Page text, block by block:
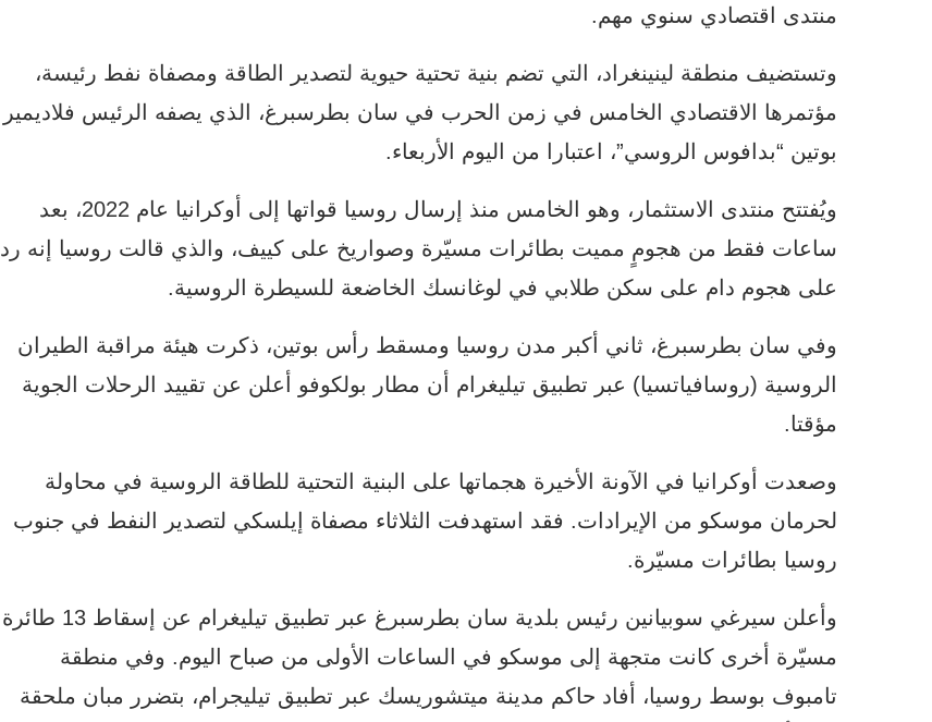
منتدى اقتصادي سنوي مهم.
وتستضيف منطقة لينينغراد، التي تضم بنية تحتية حيوية لتصدير الطاقة ومصفاة نفط رئيسة،
مؤتمرها الاقتصادي الخامس في زمن الحرب في سان بطرسبرغ، الذي يصفه الرئيس فلاديمير
بوتين “بدافوس الروسي”، اعتبارا من اليوم الأربعاء.
ويُفتتح منتدى الاستثمار، وهو الخامس منذ إرسال روسيا قواتها إلى أوكرانيا عام 2022، بعد
ساعات فقط من هجومٍ مميت بطائرات مسيّرة وصواريخ على كييف، والذي قالت روسيا إنه رد
على هجوم دام على سكن طلابي في لوغانسك الخاضعة للسيطرة الروسية.
وفي سان بطرسبرغ، ثاني أكبر مدن روسيا ومسقط رأس بوتين، ذكرت هيئة مراقبة الطيران
الروسية (روسافياتسيا) عبر تطبيق تيليغرام أن مطار بولكوفو أعلن عن تقييد الرحلات الجوية
مؤقتا.
وصعدت أوكرانيا في الآونة الأخيرة هجماتها على البنية التحتية للطاقة الروسية في محاولة
لحرمان موسكو من الإيرادات. فقد استهدفت الثلاثاء مصفاة إيلسكي لتصدير النفط في جنوب
روسيا بطائرات مسيّرة.
وأعلن سيرغي سوبيانين رئيس بلدية سان بطرسبرغ عبر تطبيق تيليغرام عن إسقاط 13 طائرة
مسيّرة أخرى كانت متجهة إلى موسكو في الساعات الأولى من صباح اليوم. وفي منطقة
تامبوف بوسط روسيا، أفاد حاكم مدينة ميتشوريسك عبر تطبيق تيليجرام، بتضرر مبان ملحقة